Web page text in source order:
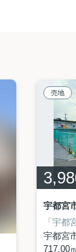
援事業補助金対
可の場合は500
売地
宇都宮
宇都宮
717.00